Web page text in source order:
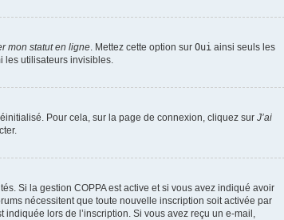
mon statut en ligne. Mettez cette option sur Oui ainsi seuls les
les utilisateurs invisibles.
Pour cela, sur la page de connexion, cliquez sur J’ai
Si la gestion COPPA est active et si vous avez indiqué avoir
nécessitent que toute nouvelle inscription soit activée par
lors de l’inscription. Si vous avez reçu un e-mail,